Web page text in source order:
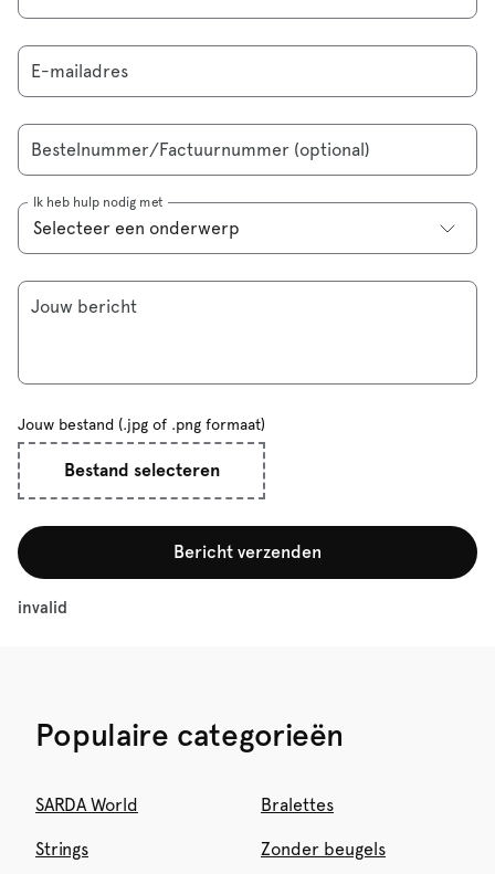
E-mailadres
Bestelnummer/Factuurnummer (optional)
Ik heb hulp nodig met
Jouw bericht
Jouw bestand (.jpg of .png formaat)
Bestand selecteren
Bericht verzenden
invalid
Populaire categorieën
SARDA World Bralettes
Strings Zonder beugels